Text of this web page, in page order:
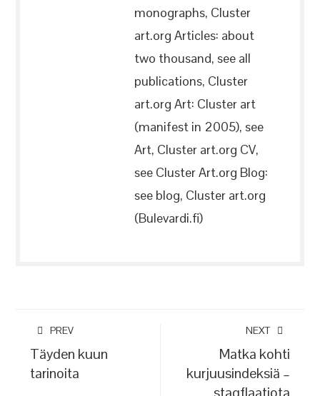
monographs, Cluster
art.org Articles: about
two thousand, see all
publications, Cluster
art.org Art: Cluster art
(manifest in 2005), see
Art, Cluster art.org CV,
see Cluster Art.org Blog:
see blog, Cluster art.org
(Bulevardi.fi)
PREV
Täyden kuun
tarinoita
NEXT
Matka kohti
kurjuusindeksiä –